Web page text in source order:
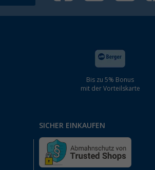
Bis zu 5% Bonus
mit der Vorteilskarte
SICHER EINKAUFEN